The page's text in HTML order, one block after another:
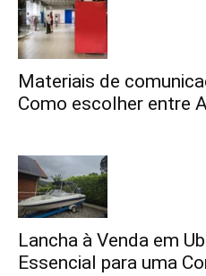
Materiais de
Como escolher entre
Lancha à Venda em
Essencial para uma